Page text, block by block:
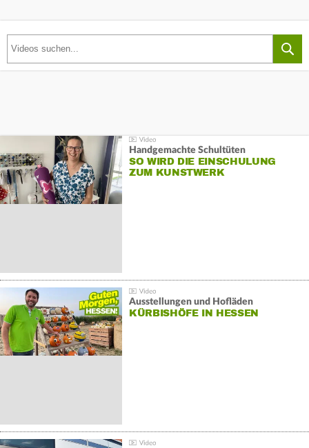
Handgemachte Schultüten
SO WIRD DIE EINSCHULUNG
ZUM KUNSTWERK
Ausstellungen und Hofläden
KÜRBISHÖFE IN HESSEN